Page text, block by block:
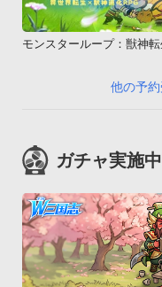
モンスターループ：獣神転
他の予
ガチャ実施